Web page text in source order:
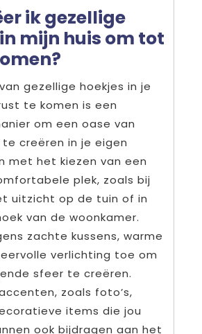
ik gezellige
mijn huis om tot
gezellige hoekjes in je
te komen is een
om een oase van
creëren in je eigen
met het kiezen van een
plek, zoals bij
uitzicht op de tuin of in
van de woonkamer.
zachte kussens, warme
verlichting toe om
sfeer te creëren.
zoals foto’s,
items die jou
ook bijdragen aan het